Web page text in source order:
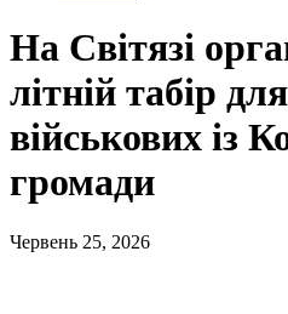
На Світязі
літній табір
військових із
громади
Червень 25, 2026